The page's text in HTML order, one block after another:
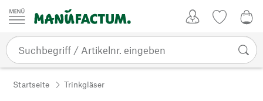
Zum Inhalt springen
Startseite Trinkgläser